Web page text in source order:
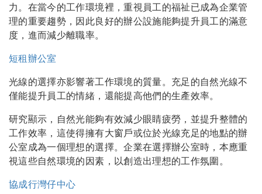
力。在當今的工作環境裡，重視員工的福祉已成為企業管
理的重要趨勢，因此良好的辦公設施能夠提升員工的滿意
度，進而減少離職率。
短租辦公室
光線的選擇亦影響著工作環境的質量。充足的自然光線不
僅能提升員工的情緒，還能提高他們的生產效率。
研究顯示，自然光能夠有效減少眼睛疲勞，並提升整體的
工作效率，這使得擁有大窗戶或位於光線充足的地點的辦
公室成為一個理想的選擇。企業在選擇辦公室時，本應重
視這些自然環境的因素，以創造出理想的工作氛圍。
協成行灣仔中心